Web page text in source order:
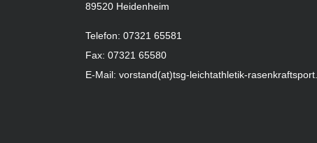
89520 Heidenheim
Telefon: 07321 65581
Fax: 07321 65580
E-Mail: vorstand(at)tsg-leichtathletik-